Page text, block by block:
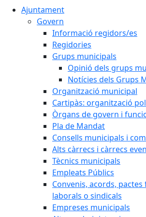
Ajuntament
Govern
Informació regidors/es
Regidories
Grups municipals
Opinió dels grups
Notícies dels Grups
Organització municipal
Cartipàs: organització
Òrgans de govern i
Pla de Mandat
Consells municipals i
Alts càrrecs i càrrecs
Tècnics municipals
Empleats Públics
Convenis, acords,
laborals o sindicals
Empreses municipals